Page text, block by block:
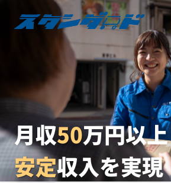
月収50万円以上
安定収入を実現